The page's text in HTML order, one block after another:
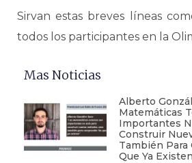
Sirvan estas breves líneas
todos los participantes en la
Mas Noticias
Alberto
Matemáticas
Importantes
Construir
También
Que Ya